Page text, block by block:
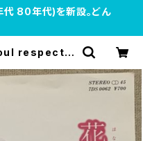
80年代)を新設。どん
respect r